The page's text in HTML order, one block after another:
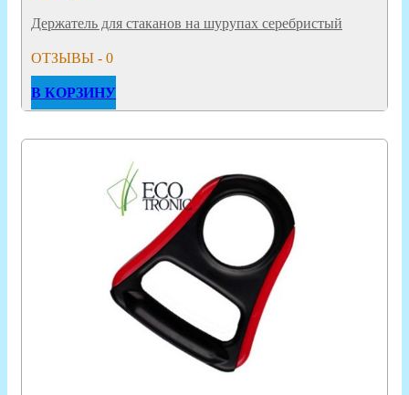
Держатель для стаканов на шурупах серебристый
ОТЗЫВЫ - 0
В КОРЗИНУ